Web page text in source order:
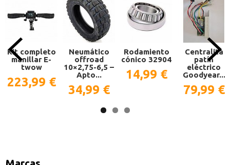
Kit completo
manillar E-
twow
223,99 €
Neumático
offroad
10×2,75-6,5 –
Apto...
34,99 €
Rodamiento
cónico 32904
14,99 €
Centralita
patín
eléctrico
Goodyear...
79,99 €